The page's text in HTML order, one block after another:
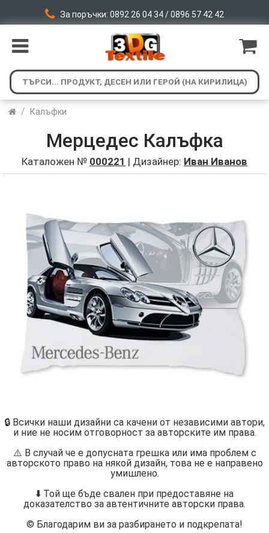
За поръчки: 0892 26 04 34 / 0896 57 42 42
/ Калъфки
Мерцедес Калъфка
Каталожен № 000221 | Дизайнер: Иван Иванов
🔒 Всички наши дизайни са качени от независими автори,
и ние не носим отговорност за авторските им права.
⚠️ В случай че е допусната грешка или има проблем с
авторското право на някой дизайн, това не е направено
умишлено.
⬇️ Той ще бъде свален при предоставяне на
доказателство за автентичните авторски права.
©️ Благодарим ви за разбирането и подкрепата!